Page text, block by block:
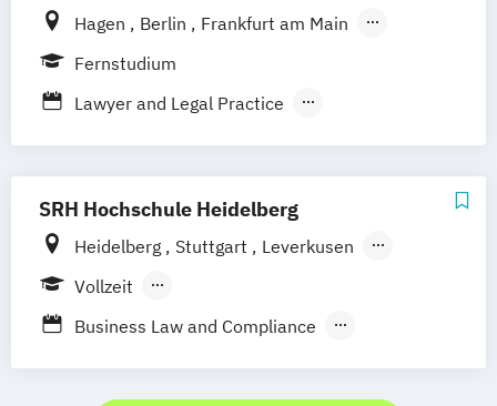
Hagen Berlin
Frankfurt am Main
Hamburg
Stuttgart Nürnberg Bonn
Fernstudium
Lawyer and Legal Practice
SRH Hochschule Heidelberg
Heidelberg Stuttgart
Leverkusen
Hamburg
Vollzeit
Berufsbegleitendes Präsenzstudium
Business Law and Compliance